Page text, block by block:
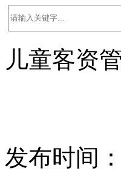
儿童客资
发布时间